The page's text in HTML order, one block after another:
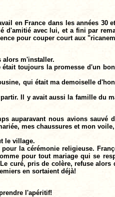
en France dans les années
avec lui, et a fini par
pour couper court aux
alors m'installer.
toujours la promesse d'un
qui était ma demoiselle
Il y avait aussi la famille du
auparavant nous avions
mes chaussures et mon
le village.
la cérémonie religieuse.
pour tout mariage qui se
curé, pris de colère, refuse
en sortaient déjà!
l'apéritif!